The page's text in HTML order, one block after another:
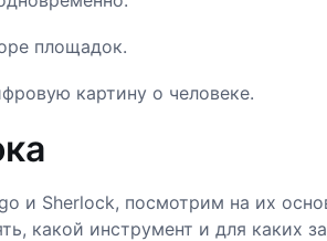
площадок.
картину о человеке.
и Sherlock, посмотрим на их
какой инструмент и для каких